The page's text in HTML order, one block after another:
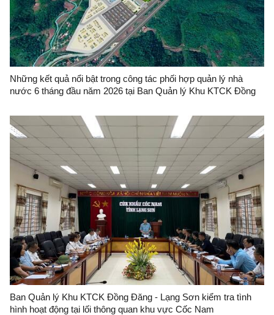
Những kết quả nổi bật trong công tác phối hợp quản lý nhà
nước 6 tháng đầu năm 2026 tại Ban Quản lý Khu KTCK Đồng
Ban Quản lý Khu KTCK Đồng Đăng - Lạng Sơn kiểm tra tình
hình hoạt động tại lối thông quan khu vực Cốc Nam